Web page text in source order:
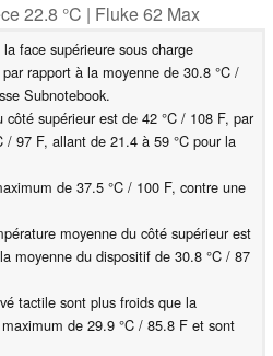
22.8 °C | Fluke 62 Max
face supérieure sous charge
rapport à la moyenne de 30.8 °C /
Subnotebook.
supérieur est de 42 °C / 108 F, par
/ 97 F, allant de 21.4 à 59 °C pour la
de 37.5 °C / 100 F, contre une
moyenne du côté supérieur est
moyenne du dispositif de 30.8 °C / 87
tactile sont plus froids que la
de 29.9 °C / 85.8 F et sont